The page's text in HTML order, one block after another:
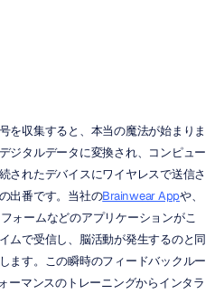
を収集すると、本当の魔法が始まりま
ジタルデータに変換され、コンピュー
されたデバイスにワイヤレスで送信さ
出番です。当社のBrainwear Appや、
ォームなどのアプリケーションがこ
ムで受信し、脳活動が発生するのと同
ます。この瞬時のフィードバックルー
ーマンスのトレーニングからインタラ